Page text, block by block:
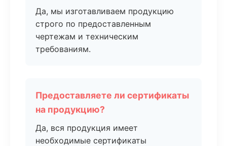
Да, мы изготавливаем продукцию
строго по предоставленным
чертежам и техническим
требованиям.
Предоставляете ли сертификаты
на продукцию?
Да, вся продукция имеет
необходимые сертификаты